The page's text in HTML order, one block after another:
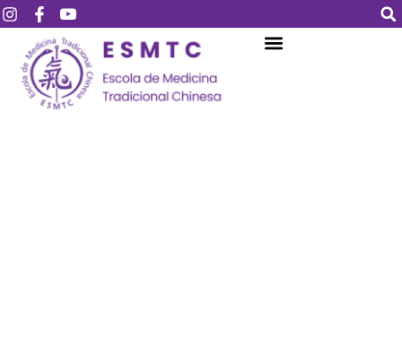
Login Assinar
Login